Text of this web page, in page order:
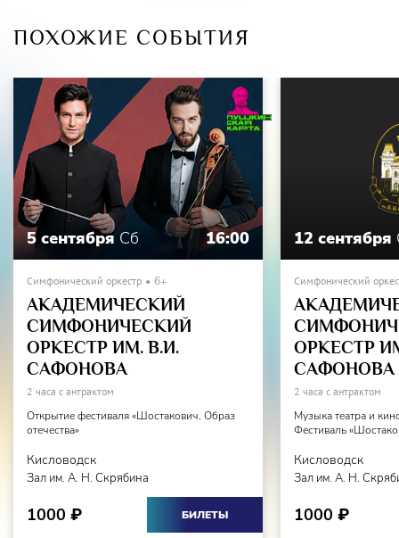
ПОХОЖИЕ СОБЫТИЯ
5 сентября Сб 16:00
Симфонический оркестр 6+
АКАДЕМИЧЕСКИЙ
СИМФОНИЧЕСКИЙ
ОРКЕСТР ИМ. В.И.
САФОНОВА
2 часа с антрактом
Открытие фестиваля «Шостакович. Образ
отечества»
Кисловодск
Зал им. А. Н. Скрябина
1000 ₽ БИЛЕТЫ
12 сентября
Симфонический
ОРКЕСТР
САФОНОВА
2 часа с антрактом
Музыка театра и
Фестиваль
Кисловодск
Зал им. А. Н.
1000 ₽